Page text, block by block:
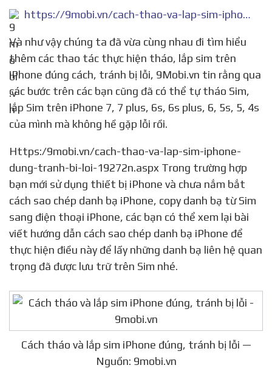
https://9mobi.vn/cach-thao-va-lap-sim-iphone-dung-tranh-bi-loi-19272n.aspx
Và như vậy chúng ta đã vừa cùng nhau đi tìm hiểu
thêm các thao tác thực hiện tháo, lắp sim trên
iPhone đúng cách, tránh bị lỗi, 9Mobi.vn tin rằng qua
các bước trên các bạn cũng đã có thể tự tháo Sim,
lắp Sim trên iPhone 7, 7 plus, 6s, 6s plus, 6, 5s, 5, 4s
của mình mà không hề gặp lỗi rồi.
Https:/9mobi.vn/cach-thao-va-lap-sim-iphone-
dung-tranh-bi-loi-19272n.aspx Trong trường hợp
bạn mới sử dụng thiết bị iPhone và chưa nắm bắt
cách sao chép danh bạ iPhone, copy danh bạ từ Sim
sang điện thoại iPhone, các bạn có thể xem lại bài
viết hướng dẫn cách sao chép danh bạ iPhone để
thực hiện điều này để lấy những danh bạ liên hệ quan
trọng đã được lưu trữ trên Sim nhé.
Cách tháo và lắp sim iPhone đúng, tránh bị lỗi —
Nguồn: 9mobi.vn